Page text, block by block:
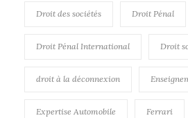
Droit des sociétés Droit Pénal
Droit Pénal International Droit
droit à la déconnexion
Expertise Automobile Ferrari